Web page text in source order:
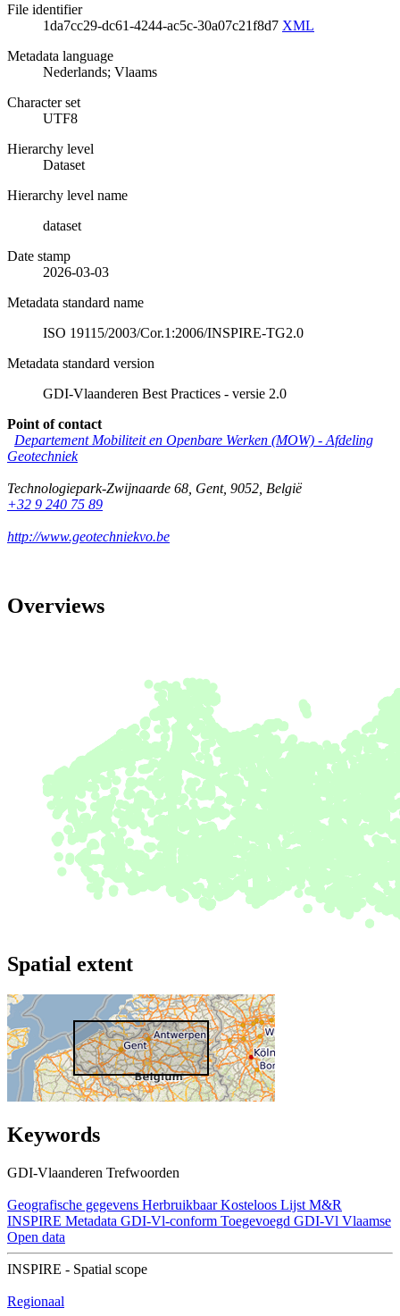
File identifier
1da7cc29-dc61-4244-ac5c-30a07c21f8d7 XML
Metadata language
Nederlands; Vlaams
Character set
UTF8
Hierarchy level
Dataset
Hierarchy level name
dataset
Date stamp
2026-03-03
Metadata standard name
ISO 19115/2003/Cor.1:2006/INSPIRE-TG2.0
Metadata standard version
GDI-Vlaanderen Best Practices - versie 2.0
Point of contact
Departement Mobiliteit en Openbare Werken (MOW) - Afdeling
Geotechniek
Technologiepark-Zwijnaarde 68 Gent, 9052 België
+32 9 240 75 89
http://www.geotechniekvo.be
Overviews
Spatial extent
Keywords
GDI-Vlaanderen Trefwoorden
Geografische gegevens Herbruikbaar Kosteloos Lijst M&R
INSPIRE Metadata GDI-Vl-conform Toegevoegd GDI-Vl Vlaamse
Open data
INSPIRE - Spatial scope
Regionaal